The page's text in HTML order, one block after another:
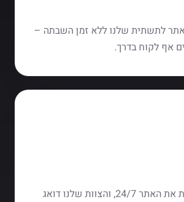
לתשתית שלנו ללא זמן השבתה –
אף לקוח בדרך.
המערכת מנטרת את האתר 24/7, והצוות שלנו דואג